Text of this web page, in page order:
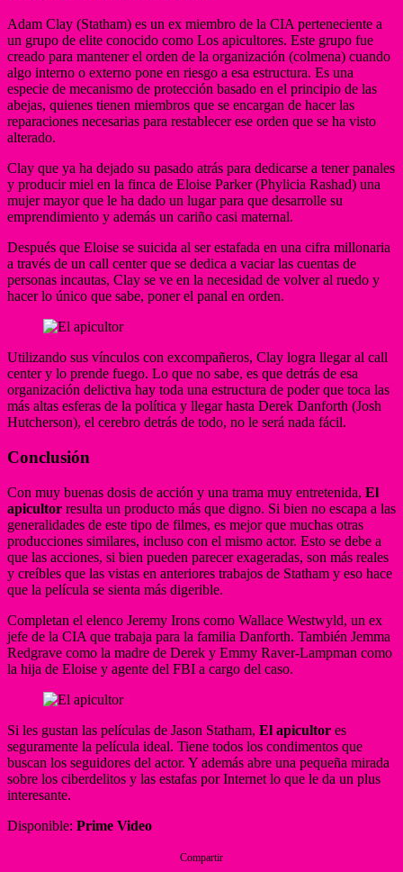
Adam Clay (Statham) es un ex miembro de la CIA perteneciente a
un grupo de elite conocido como Los apicultores. Este grupo fue
creado para mantener el orden de la organización (colmena) cuando
algo interno o externo pone en riesgo a esa estructura. Es una
especie de mecanismo de protección basado en el principio de las
abejas, quienes tienen miembros que se encargan de hacer las
reparaciones necesarias para restablecer ese orden que se ha visto
alterado.
Clay que ya ha dejado su pasado atrás para dedicarse a tener panales
y producir miel en la finca de Eloise Parker (Phylicia Rashad) una
mujer mayor que le ha dado un lugar para que desarrolle su
emprendimiento y además un cariño casi maternal.
Después que Eloise se suicida al ser estafada en una cifra millonaria
a través de un call center que se dedica a vaciar las cuentas de
personas incautas, Clay se ve en la necesidad de volver al ruedo y
hacer lo único que sabe, poner el panal en orden.
Utilizando sus vínculos con excompañeros, Clay logra llegar al call
center y lo prende fuego. Lo que no sabe, es que detrás de esa
organización delictiva hay toda una estructura de poder que toca las
más altas esferas de la política y llegar hasta Derek Danforth (Josh
Hutcherson), el cerebro detrás de todo, no le será nada fácil.
Conclusión
Con muy buenas dosis de acción y una trama muy entretenida, El
apicultor resulta un producto más que digno. Si bien no escapa a las
generalidades de este tipo de filmes, es mejor que muchas otras
producciones similares, incluso con el mismo actor. Esto se debe a
que las acciones, si bien pueden parecer exageradas, son más reales
y creíbles que las vistas en anteriores trabajos de Statham y eso hace
que la película se sienta más digerible.
Completan el elenco Jeremy Irons como Wallace Westwyld, un ex
jefe de la CIA que trabaja para la familia Danforth. También Jemma
Redgrave como la madre de Derek y Emmy Raver-Lampman como
la hija de Eloise y agente del FBI a cargo del caso.
Si les gustan las películas de Jason Statham, El apicultor es
seguramente la película ideal. Tiene todos los condimentos que
buscan los seguidores del actor. Y además abre una pequeña mirada
sobre los ciberdelitos y las estafas por Internet lo que le da un plus
interesante.
Disponible: Prime Video
Compartir